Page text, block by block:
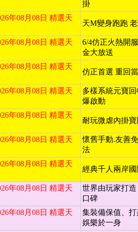
掛
年08月08日 精選天
天M變身跑跑
年08月08日 精選天
6/4仿正火熱開
金大放送
年08月08日 精選天
仿正首選 重回
年08月08日 精選天
多樣系統元寶
爆啟動
年08月08日 精選天
耐玩微虐內掛
年08月08日 精選天
懷舊手動.友善
法
年08月08日 精選天
經典千人兩岸
年08月08日 精選天
世界由玩家打
口碑
年08月08日 精選天
集裝備保值、
娛樂於一身